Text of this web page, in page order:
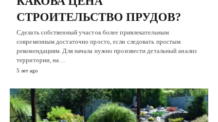
СТРОИТЕЛЬСТВО ПРУДОВ?
Сделать собственный участок более привлекательным
современным достаточно просто, если следовать простым
рекомендациям. Для начала нужно произвести детальный анализ
территории, на…
5 лет ago